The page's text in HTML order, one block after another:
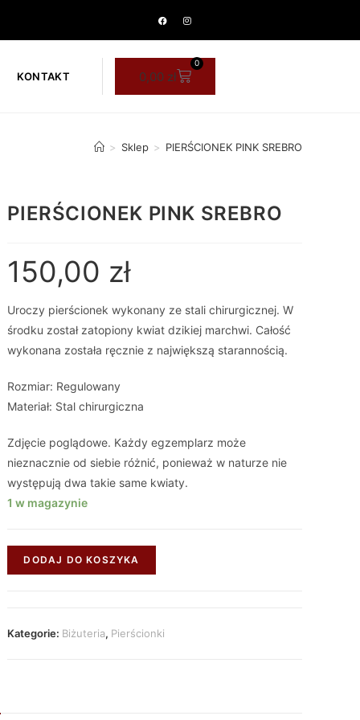
KONTAKT 0,00 zł
0
> Sklep > PIERŚCIONEK PINK SREBRO
PIERŚCIONEK PINK SREBRO
150,00 zł
Uroczy pierścionek wykonany ze stali chirurgicznej. W
środku został zatopiony kwiat dzikiej marchwi. Całość
wykonana została ręcznie z największą starannością.
Rozmiar: Regulowany
Materiał: Stal chirurgiczna
Zdjęcie poglądowe. Każdy egzemplarz może
nieznacznie od siebie różnić, ponieważ w naturze nie
występują dwa takie same kwiaty.
1 w magazynie
DODAJ DO KOSZYKA
Kategorie: Biżuteria, Pierścionki